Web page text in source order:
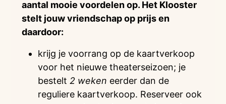
aantal mooie voordelen op. Het Klooster
stelt jouw vriendschap op prijs en
daardoor:
krijg je voorrang op de kaartverkoop
voor het nieuwe theaterseizoen; je
bestelt 2 weken eerder dan de
reguliere kaartverkoop. Reserveer ook